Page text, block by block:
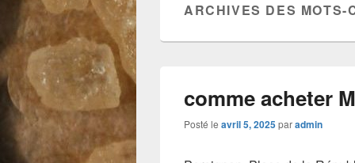
ARCHIVES DES MOTS-
comme acheter
Posté le avril 5, 2025paradmin